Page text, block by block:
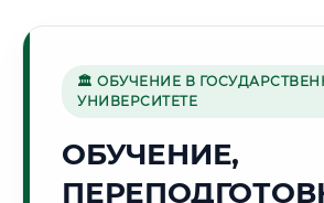
🏔️
Г. НАЛЬЧИК
🏛 ОБУЧЕНИЕ В
УНИВЕРСИТЕТЕ
ОБУЧЕНИЕ,